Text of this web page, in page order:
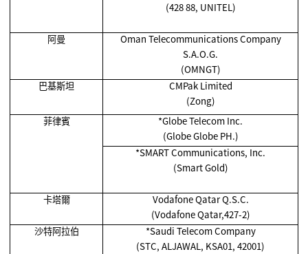
(428 88, UNITEL)
阿曼
Oman Telecommunications Company
S.A.O.G.
(OMNGT)
巴基斯坦
CMPak Limited
(Zong)
菲律賓
*Globe Telecom Inc.
(Globe Globe PH.)
*SMART Communications, Inc.
(Smart Gold)
卡塔爾
Vodafone Qatar Q.S.C.
(Vodafone Qatar,427-2)
沙特阿拉伯
*Saudi Telecom Company
(STC, ALJAWAL, KSA01, 42001)